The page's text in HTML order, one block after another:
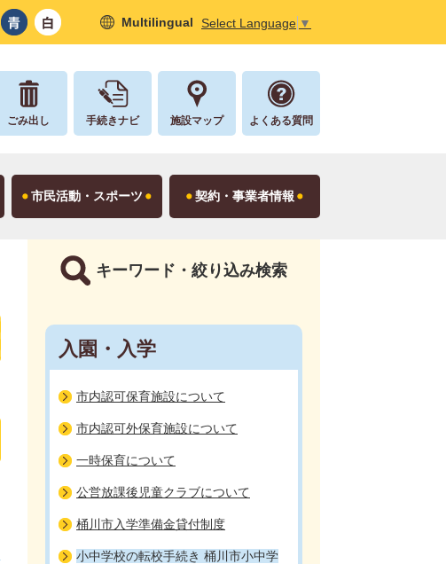
Multilingual Select Language ▼
ごみ出し 手続きナビ 施設マップ よくある質問
市民活動・スポーツ 契約・事業者情報
キーワード・絞り込み検索
入園・入学
市内認可保育施設について
市内認可外保育施設について
一時保育について
公営放課後児童クラブについて
桶川市入学準備金貸付制度
小中学校の転校手続き 桶川市小中学